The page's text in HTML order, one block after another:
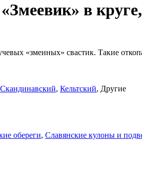
в
«змеиных» свастик. Такие
, Кельтский, Другие
обереги, Славянские кулоны и